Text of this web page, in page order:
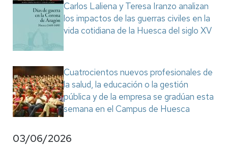
Carlos Laliena y Teresa Iranzo analizan
los impactos de las guerras civiles en la
vida cotidiana de la Huesca del siglo XV
Cuatrocientos nuevos profesionales de
la salud, la educación o la gestión
pública y de la empresa se gradúan esta
semana en el Campus de Huesca
03/06/2026